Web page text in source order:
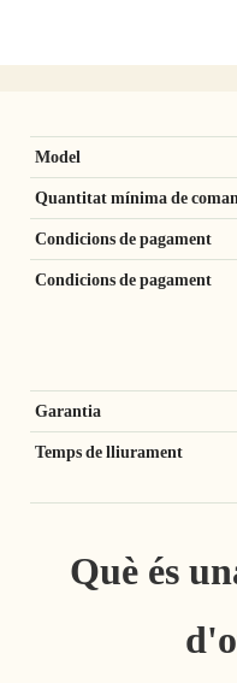
Model
Quantitat mínima de
Condicions de pagament
Condicions de pagament
Garantia
Temps de lliurament
Què és